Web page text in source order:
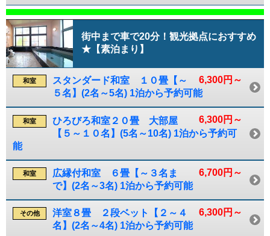
街中まで車で20分！観光拠点におすすめ
★【素泊まり】
6,300円～
和室
スタンダード和室 １０畳【～
５名】(2名～5名) 1泊から予約可能
6,300円～
和室
ひろびろ和室２０畳 大部屋
【５～１０名】(5名～10名) 1泊から予約可
能
6,700円～
和室
広縁付和室 ６畳【～３名ま
で】(2名～3名) 1泊から予約可能
6,300円～
その他
洋室８畳 ２段ベット【２～４
名】(2名～4名) 1泊から予約可能